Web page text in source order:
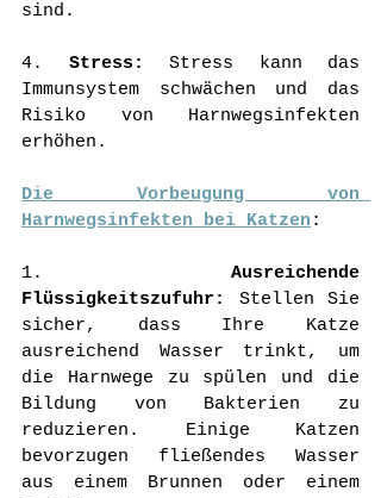
sind.
4. Stress:
Stress kann das
Immunsystem schwächen und das
Risiko von Harnwegsinfekten
erhöhen.
Die Vorbeugung von
Harnwegsinfekten bei Katzen :
1. Ausreichende
Flüssigkeitszufuhr:
Stellen Sie
sicher, dass Ihre Katze
ausreichend Wasser trinkt, um
die Harnwege zu spülen und die
Bildung von Bakterien zu
reduzieren. Einige Katzen
bevorzugen fließendes Wasser
aus einem Brunnen oder einem